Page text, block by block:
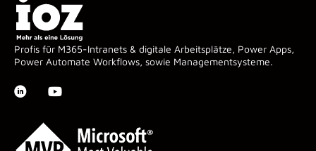
Profis für M365-Intranets & digitale Arbeitsplätze, Power Apps,
Power Automate Workflows, sowie Managementsysteme.